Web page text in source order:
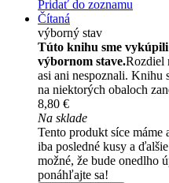
Pridať do zoznamu
Čítaná
výborný stav
Túto knihu sme vykúpili
výbornom stave.Rozdiel
asi ani nespoznali. Knihu
na niektorých obaloch
8,80 €
Na sklade
Tento produkt síce máme
iba posledné kusy a
možné, že bude onedlho
ponáhľajte sa!